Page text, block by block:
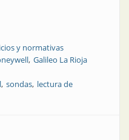
y normativas
Galileo La Rioja
sondas lectura de
| Sonda dual para lectura